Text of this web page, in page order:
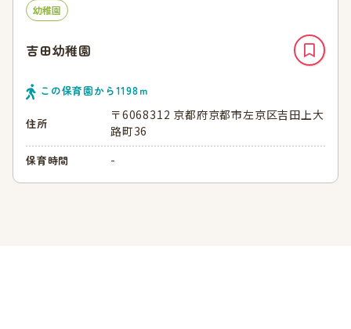
幼稚園
吉田幼稚園
この保育園から1198ｍ
住所
〒6068312 京都府京都市左京区吉田上大
路町36
保育時間 -